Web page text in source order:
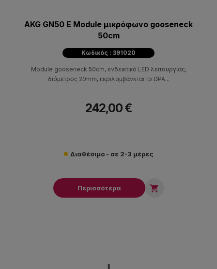
AKG GN50 E Module μικρόφωνο gooseneck
50cm
Κωδικός : 391020
Μodule gooseneck 50cm, ενδεικτικό LED λειτουργίας,
διάμετρος 20mm, περιλαμβάνεται το DPA...
242,00 €
Διαθέσιμο - σε 2-3 μέρες
Περισσότερα 